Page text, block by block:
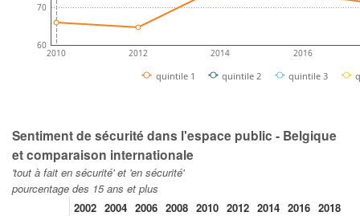
2010 2012 2014 2016
60
70
quintile 1 quintile 2 quintile 3
Sentiment de sécurité dans l'espace public - Belgique
et comparaison internationale
'tout à fait en sécurité' et 'en sécurité'
pourcentage des 15 ans et plus
2002 2004 2006 2008 2010 2012 2014 2016 2018